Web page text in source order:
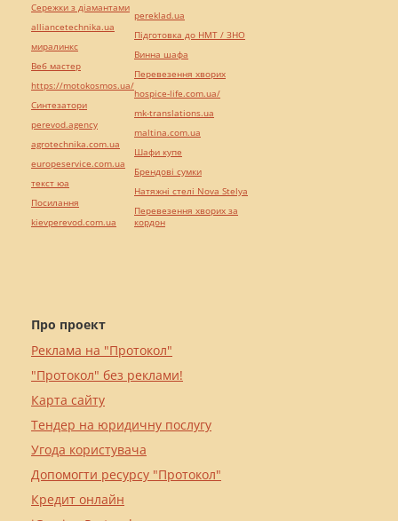
Про проект
Реклама на "Протокол"
"Протокол" без реклами!
Карта сайту
Тендер на юридичну послугу
Угода користувача
Допомогти ресурсу "Протокол"
Кредит онлайн
Сережки з діамантами
alliancetechnika.ua
миралинкс
Веб мастер
https://motokosmos.ua/
Синтезатори
perevod.agency
agrotechnika.com.ua
europeservice.com.ua
текст юа
Посилання
kievperevod.com.ua
pereklad.ua
Підготовка до НМТ / ЗНО
Винна шафа
Перевезення хворих
hospice-life.com.ua/
mk-translations.ua
maltina.com.ua
Шафи купе
Брендові сумки
Натяжні стелі Nova Stelya
Перевезення хворих за
кордон